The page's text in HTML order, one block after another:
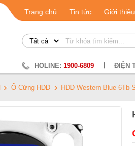
Trang chủ Tin tức Giới thiệu
HOLINE: 1900-6809 ĐIỆN
Ổ Cứng HDD HDD Western Blue 6Tb